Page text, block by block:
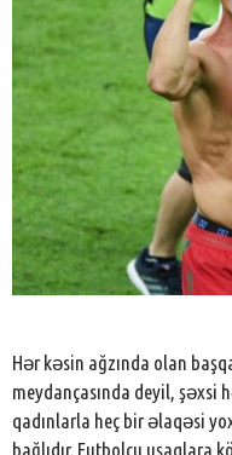
Hər kəsin ağzında olan
meydançasında deyil, şəxsi
qadınlarla heç bir əlaqəsi
bağlıdır. Futbolçu uşaqlara